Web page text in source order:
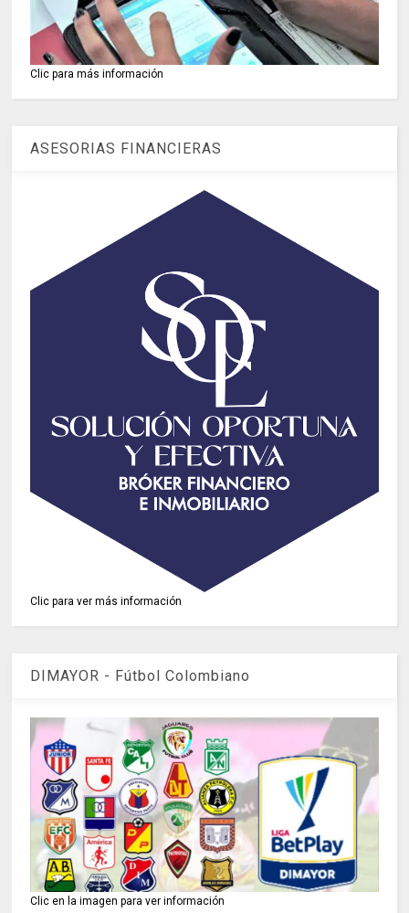
Clic para más información
ASESORIAS FINANCIERAS
Clic para ver más información
DIMAYOR - Fútbol Colombiano
Clic en la imagen para ver información